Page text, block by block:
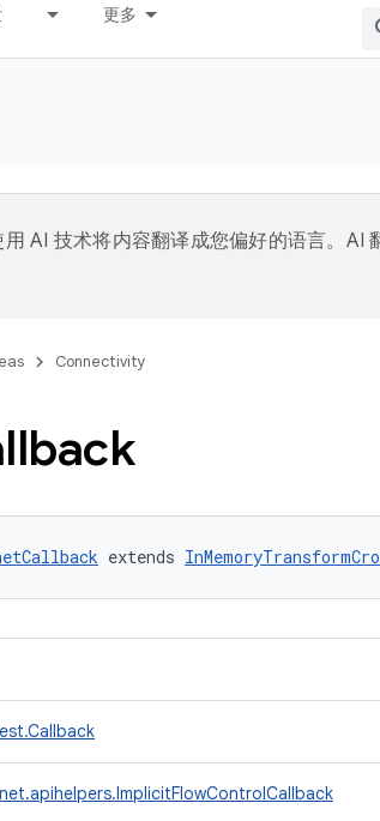
更多
AI 技术将内容翻译成您偏好的语言。AI
Connectivity
extends